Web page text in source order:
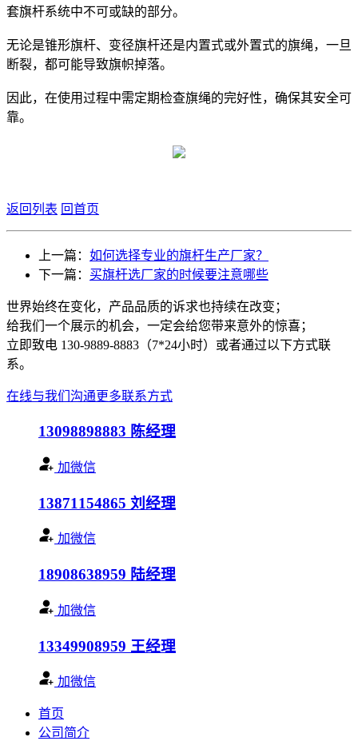
套旗杆系统中不可或缺的部分。
无论是锥形旗杆、变径旗杆还是内置式或外置式的旗绳，一旦
断裂，都可能导致旗帜掉落。
因此，在使用过程中需定期检查旗绳的完好性，确保其安全可
靠。
返回列表 回首页
上一篇： 如何选择专业的旗杆生产厂家？
下一篇： 买旗杆选厂家的时候要注意哪些
世界始终在变化，产品品质的诉求也持续在改变；
给我们一个展示的机会，一定会给您带来意外的惊喜；
立即致电 130-9889-8883（7*24小时）或者通过以下方式联
系。
在线与我们沟通更多联系方式
13098898883 陈经理
加微信
13871154865 刘经理
加微信
18908638959 陆经理
加微信
13349908959 王经理
加微信
首页
公司简介